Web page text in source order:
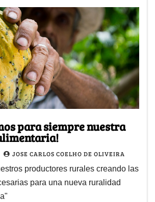
para siempre nuestra
JOSE CARLOS COELHO DE OLIVEIRA
productores rurales creando las
para una nueva ruralidad